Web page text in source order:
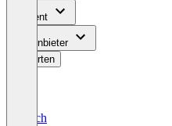
Content
Für Anbieter
Bewerten
Deutsch